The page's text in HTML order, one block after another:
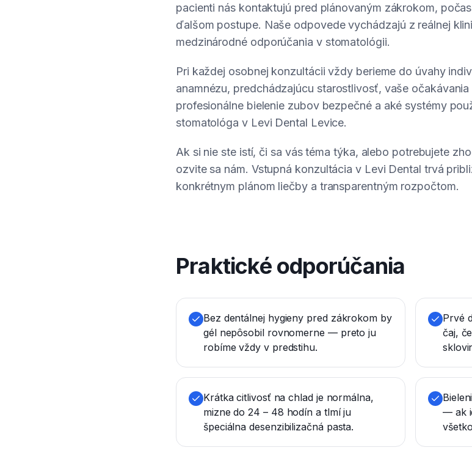
pacienti nás kontaktujú pred plánovaným zákrokom,
ďalšom postupe. Naše odpovede vychádzajú z reálnej
medzinárodné odporúčania v stomatológii.
Pri každej osobnej konzultácii vždy berieme do úvahy
anamnézu, predchádzajúcu starostlivosť, vaše
profesionálne bielenie zubov bezpečné a aké systémy
stomatológa v Levi Dental Levice.
Ak si nie ste istí, či sa vás téma týka, alebo potrebujete
ozvite sa nám. Vstupná konzultácia v Levi Dental trvá
konkrétnym plánom liečby a transparentným rozpočtom.
Praktické odporúčania
Bez dentálnej hygieny pred zákrokom by
gél nepôsobil rovnomerne — preto ju
robíme vždy v predstihu.
Prvé
čaj,
Krátka citlivosť na chlad je normálna,
mizne do 24 – 48 hodín a tlmí ju
špeciálna desenzibilizačná pasta.
— ak